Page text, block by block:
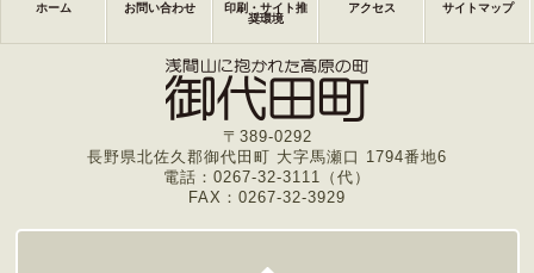
ホーム お問い合わせ
印刷・サイト推
奨環境
アクセス サイトマップ
〒389-0292
長野県北佐久郡御代田町 大字馬瀬口 1794番地6
電話：0267-32-3111（代）
FAX：0267-32-3929